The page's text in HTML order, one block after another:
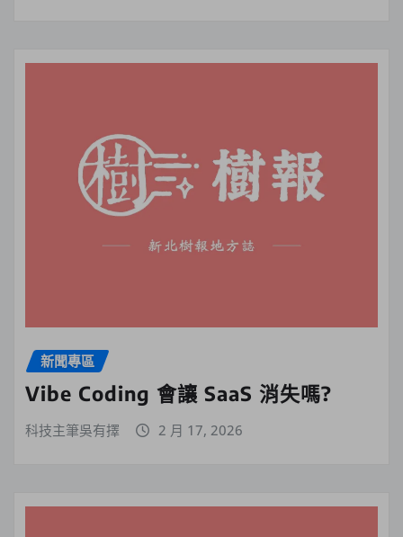
新聞專區
Vibe Coding 會讓 SaaS 消失嗎?
科技主筆吳有擇 2 月 17, 2026